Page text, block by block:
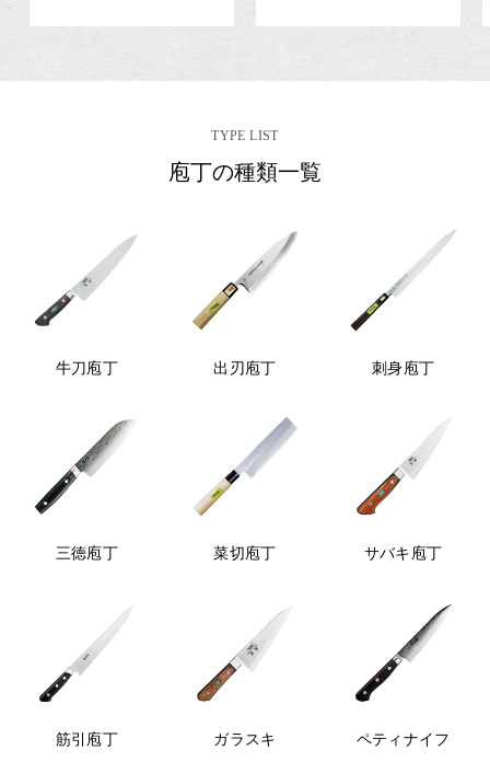
,
5
TYPE LIST
庖丁の種類一覧
牛刀庖丁 出刃庖丁 刺身庖丁
三徳庖丁 菜切庖丁 サバキ庖丁
筋引庖丁 ガラスキ ペティナイフ